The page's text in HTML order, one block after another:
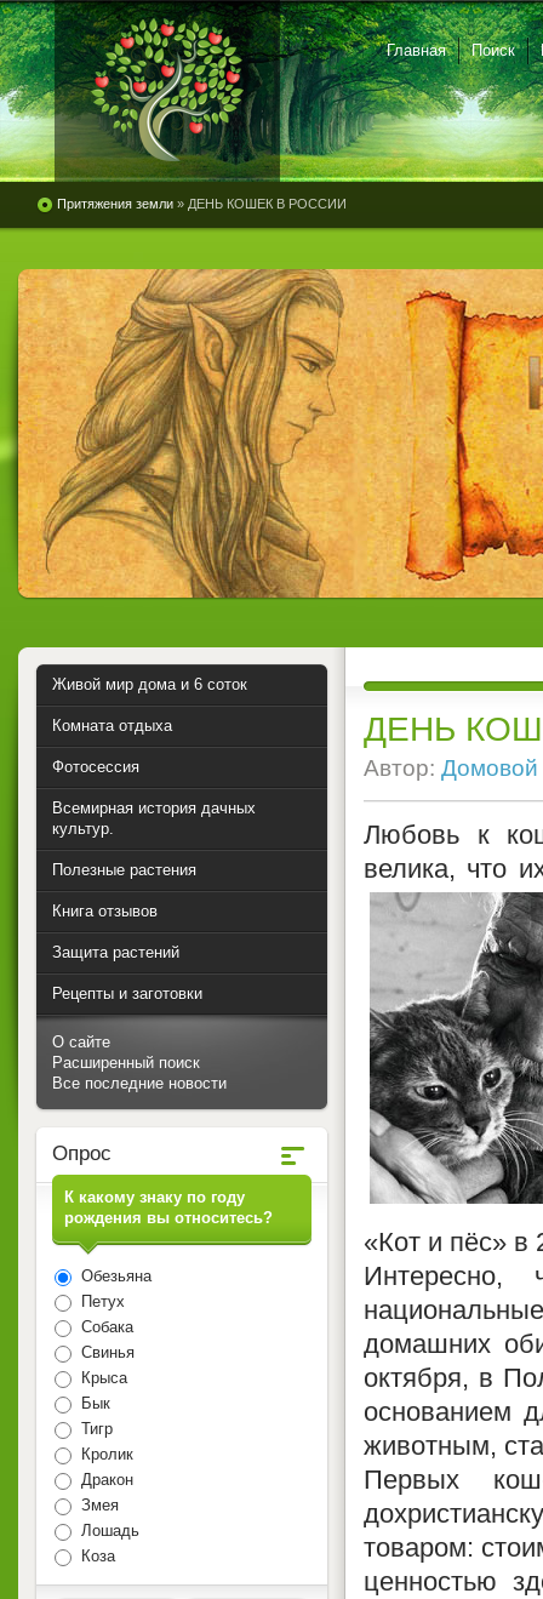
Главная Поиск
Притяжения земли » ДЕНЬ КОШЕК В РОССИИ
ДЕНЬ
Автор: Домовой
Любовь к
велика, что
«Кот и пёс» в
Интересно,
домашних
октября, в
основанием
животным,
Первых
товаром:
ценностью
Живой мир дома и 6 соток
Комната отдыха
Фотосессия
Всемирная история дачных
культур.
Полезные растения
Книга отзывов
Защита растений
Рецепты и заготовки
О сайте
Расширенный поиск
Все последние новости
Опрос
К какому знаку по году
рождения вы относитесь?
Обезьяна
Петух
Собака
Свинья
Крыса
Бык
Тигр
Кролик
Дракон
Змея
Лошадь
Коза